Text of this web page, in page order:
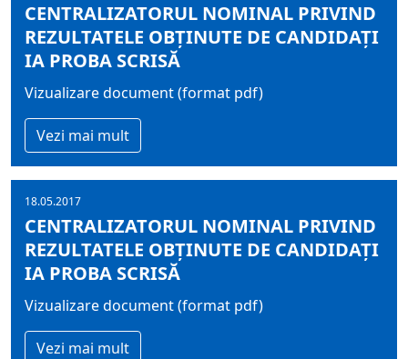
CENTRALIZATORUL NOMINAL PRIVIND
REZULTATELE OBŢINUTE DE CANDIDAŢI
IA PROBA SCRISĂ
Vizualizare document (format pdf)
Vezi mai mult
18.05.2017
CENTRALIZATORUL NOMINAL PRIVIND
REZULTATELE OBŢINUTE DE CANDIDAŢI
IA PROBA SCRISĂ
Vizualizare document (format pdf)
Vezi mai mult